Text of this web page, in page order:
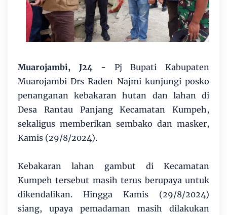
Muarojambi, J24 - Pj Bupati Kabupaten
Muarojambi Drs Raden Najmi kunjungi posko
penanganan kebakaran hutan dan lahan di
Desa Rantau Panjang Kecamatan Kumpeh,
sekaligus memberikan sembako dan masker,
Kamis (29/8/2024).
Kebakaran lahan gambut di Kecamatan
Kumpeh tersebut masih terus berupaya untuk
dikendalikan. Hingga Kamis (29/8/2024)
siang, upaya pemadaman masih dilakukan